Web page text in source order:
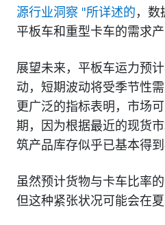
源行业洞察 "所详述的，
平板车和重型卡车的需求产
展望未来，平板车运力预
动，短期波动将受季节性
更广泛的指标表明，市场
期，因为根据最近的现货
筑产品库存似乎已基本得到
虽然预计货物与卡车比率
但这种紧张状况可能会在夏